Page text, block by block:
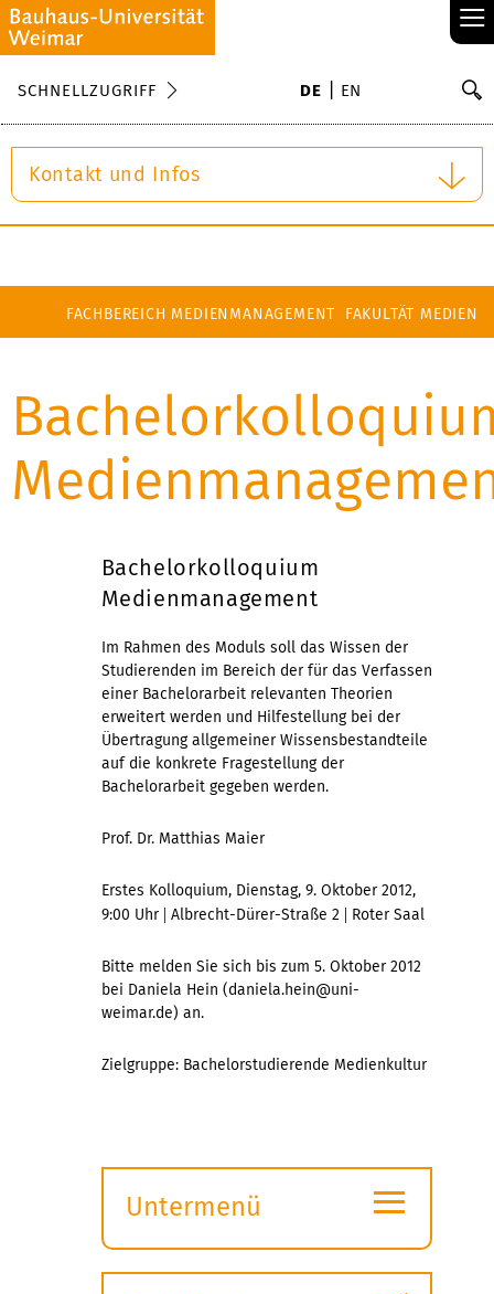
≡
SCHNELLZUGRIFF DE EN
Kontakt und Infos
FACHBEREICH MEDIENMANAGEMENT FAKULTÄT MEDIEN
Bachelorkolloquium
Medienmanagement
Im Rahmen des Moduls soll das Wissen der
Studierenden im Bereich der für das Verfassen
einer Bachelorarbeit relevanten Theorien
erweitert werden und Hilfestellung bei der
Übertragung allgemeiner Wissensbestandteile
auf die konkrete Fragestellung der
Bachelorarbeit gegeben werden.
Prof. Dr. Matthias Maier
Erstes Kolloquium, Dienstag, 9. Oktober 2012,
9:00 Uhr | Albrecht-Dürer-Straße 2 | Roter Saal
Bitte melden Sie sich bis zum 5. Oktober 2012
bei Daniela Hein (daniela.hein@uni-
weimar.de) an.
Zielgruppe: Bachelorstudierende Medienkultur
Untermenü
öffnen
≡